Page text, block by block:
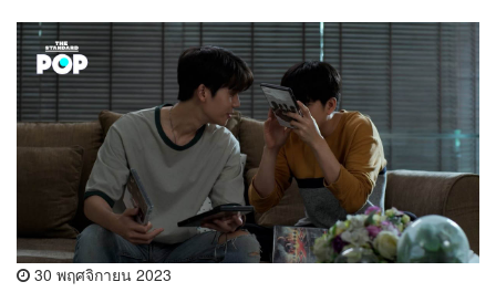
30 พฤศจิกายน 2023